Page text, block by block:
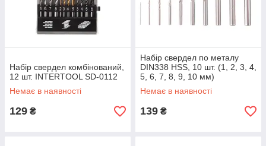
Набір свердел комбінований,
12 шт. INTERTOOL SD-0112
Немає в наявності
129 ₴
Набір свердел по металу
DIN338 HSS, 10 шт. (1, 2, 3, 4,
5, 6, 7, 8, 9, 10 мм)
INTERTOOL SD-0029
Немає в наявності
139 ₴